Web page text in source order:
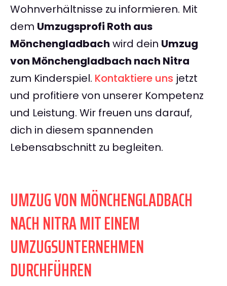
Wohnverhältnisse zu informieren. Mit
dem Umzugsprofi Roth aus
Mönchengladbach wird dein Umzug
von Mönchengladbach nach Nitra
zum Kinderspiel. Kontaktiere uns jetzt
und profitiere von unserer Kompetenz
und Leistung. Wir freuen uns darauf,
dich in diesem spannenden
Lebensabschnitt zu begleiten.
UMZUG VON MÖNCHENGLADBACH
NACH NITRA MIT EINEM
UMZUGSUNTERNEHMEN
DURCHFÜHREN